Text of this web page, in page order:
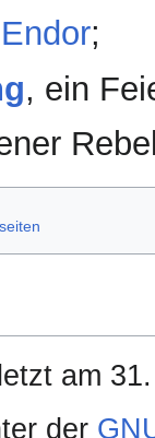
;
, ein
am
der